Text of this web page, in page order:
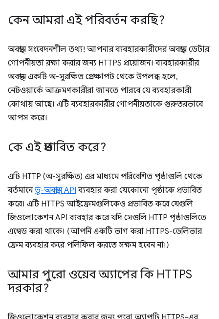
কেন আমরা এই পরিবর্তন করছি?
অবস্থান সংবেদনশীল তথ্য! আপনার ব্যবহারকারীদের অবস্থান ডেটার
গোপনীয়তা রক্ষা করার জন্য HTTPS প্রয়োজন। ব্যবহারকারীর
অবস্থান একটি অ-সুরক্ষিত প্রেক্ষাপট থেকে উপলব্ধ হলে,
নেটওয়ার্কে আক্রমণকারীরা জানতে পারবে যে ব্যবহারকারী
কোথায় আছে। এটি ব্যবহারকারীর গোপনীয়তাকে গুরুতরভাবে
আপস করে।
কে এই প্রভাবিত করে?
এটি HTTP (অ-সুরক্ষিত) এর মাধ্যমে পরিবেশিত পৃষ্ঠাগুলি থেকে
বর্তমানেভূ-অবস্থান API ব্যবহার করা যেকোনো পৃষ্ঠাকে প্রভাবিত
করে। এটি HTTPS আইফ্রেমগুলিকেও প্রভাবিত করে যেগুলি
জিওলোকেশন API ব্যবহার করে যদি সেগুলি HTTP পৃষ্ঠাগুলিতে
এম্বেড করা থাকে। (আপনি একটি ভাগ করা HTTPS-ডেলিভার
ফ্রেম ব্যবহার করে পলিফিল করতে সক্ষম হবেন না৷)
আমার পুরো ওয়েব অ্যাপের কি HTTPS
দরকার?